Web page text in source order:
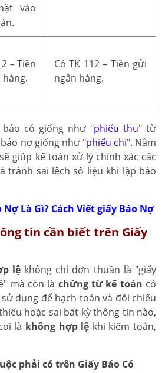
vào
– Tiền
Có TK 112 – Tiền gửi
ngân hàng.
báo có giống như "phiếu thu" từ
nợ giống như "phiếu chi". Nắm
giúp kế toán xử lý chính xác các
tránh sai lệch số liệu khi lập báo
Nợ Là Gì? Cách Viết giấy Báo Nợ
tin cần biết trên Giấy
lệkhông chỉ đơn thuần là "giấy
mà còn là chứng từ kế toán có
dụng để hạch toán và đối chiếu
hoặc sai bất kỳ thông tin nào,
là không hợp lệ khi kiểm toán,
phải có trên Giấy Báo Có